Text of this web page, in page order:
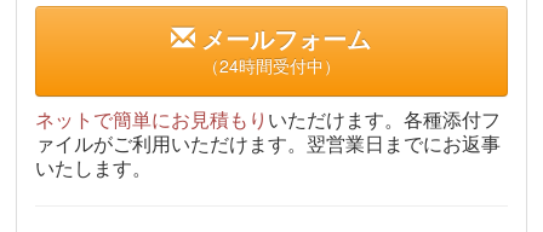
メールフォーム
（24時間受付中）
ネットで簡単にお見積もり いただけます。各種添付フ
ァイルがご利用いただけます。翌営業日までにお返事
いたします。